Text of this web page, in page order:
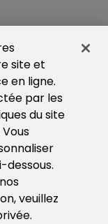
site et
en ligne.
par les
du site
dessous.
veuillez